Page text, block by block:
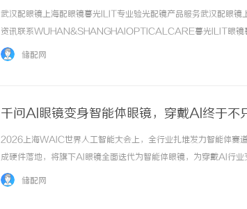
武汉配眼镜上海配眼镜暮光ILIT专业验光配镜产品服务武汉配眼
资讯联系WUHAN&SHANGHAIOPTICALCARE暮光ILIT眼镜
品牌，现于武汉与上海设有4家门店。以完整验光、正品镜片、
储配网
千问AI眼镜变身智能体眼镜，穿戴AI终于不
2026上海WAIC世界人工智能大会上，全行业扎堆发力智能体赛
成硬件落地，将旗下AI眼镜全面迭代为智能体眼镜，为穿戴AI行
AI眼镜普遍采用被动唤醒交互逻辑，本质只是一款头戴式语音工具
储配网